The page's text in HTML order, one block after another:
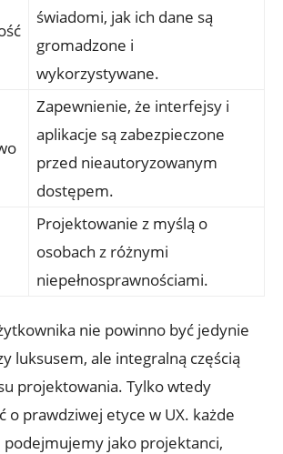
świadomi, jak ich dane są
gromadzone i
wykorzystywane.
Zapewnienie, że interfejsy i
aplikacje są zabezpieczone
przed nieautoryzowanym
dostępem.
Projektowanie z myślą o
osobach z różnymi
niepełnosprawnościami.
nie powinno być jedynie
luksusem, ale integralną częścią
projektowania. Tylko wtedy
o prawdziwej etyce w UX. każde
podejmujemy jako projektanci,